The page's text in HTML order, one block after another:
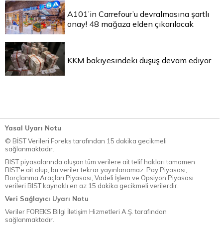
A101’in Carrefour’u devralmasına şartlı
onay! 48 mağaza elden çıkarılacak
KKM bakiyesindeki düşüş devam ediyor
Yasal Uyarı Notu
© BİST Verileri Foreks tarafından 15 dakika gecikmeli
sağlanmaktadır.
BIST piyasalarında oluşan tüm verilere ait telif hakları tamamen
BIST'e ait olup, bu veriler tekrar yayınlanamaz. Pay Piyasası,
Borçlanma Araçları Piyasası, Vadeli İşlem ve Opsiyon Piyasası
verileri BIST kaynaklı en az 15 dakika gecikmeli verilerdir.
Veri Sağlayıcı Uyarı Notu
Veriler FOREKS Bilgi İletişim Hizmetleri A.Ş. tarafından
sağlanmaktadır.